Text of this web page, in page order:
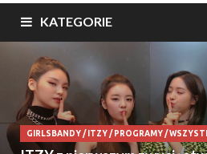
KATEGORIE
GIRLSBANDY/ ITZY/ PROGRAMY/